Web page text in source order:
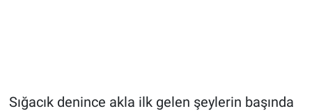
Sığacık denince akla ilk gelen şeylerin başında